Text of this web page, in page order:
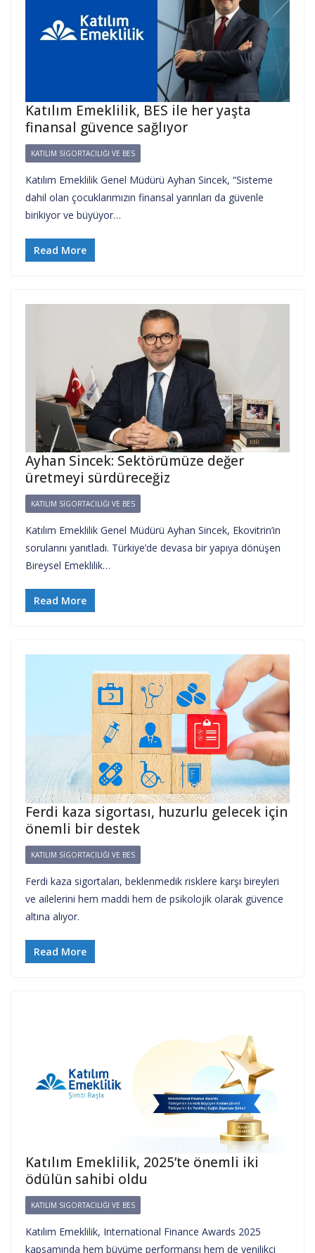
Katılım Emeklilik, BES ile her yaşta
finansal güvence sağlıyor
KATILIM SIGORTACILIĞI VE BES
Katılım Emeklilik Genel Müdürü Ayhan Sincek, “Sisteme
dahil olan çocuklarımızın finansal yarınları da güvenle
birikiyor ve büyüyor…
Read More
Ayhan Sincek: Sektörümüze değer
üretmeyi sürdüreceğiz
KATILIM SIGORTACILIĞI VE BES
Katılım Emeklilik Genel Müdürü Ayhan Sincek, Ekovitrin’in
sorularını yanıtladı. Türkiye’de devasa bir yapıya dönüşen
Bireysel Emeklilik…
Read More
Ferdi kaza sigortası, huzurlu gelecek için
önemli bir destek
KATILIM SIGORTACILIĞI VE BES
Ferdi kaza sigortaları, beklenmedik risklere karşı bireyleri
ve ailelerini hem maddi hem de psikolojik olarak güvence
altına alıyor.
Read More
Katılım Emeklilik, 2025’te önemli iki
ödülün sahibi oldu
KATILIM SIGORTACILIĞI VE BES
Katılım Emeklilik, International Finance Awards 2025
kapsamında hem büyüme performansı hem de yenilikçi